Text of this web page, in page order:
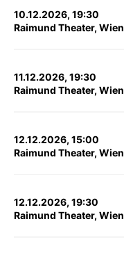
10.12.2026, 19:30
Raimund Theater, Wien
11.12.2026, 19:30
Raimund Theater, Wien
12.12.2026, 15:00
Raimund Theater, Wien
12.12.2026, 19:30
Raimund Theater, Wien